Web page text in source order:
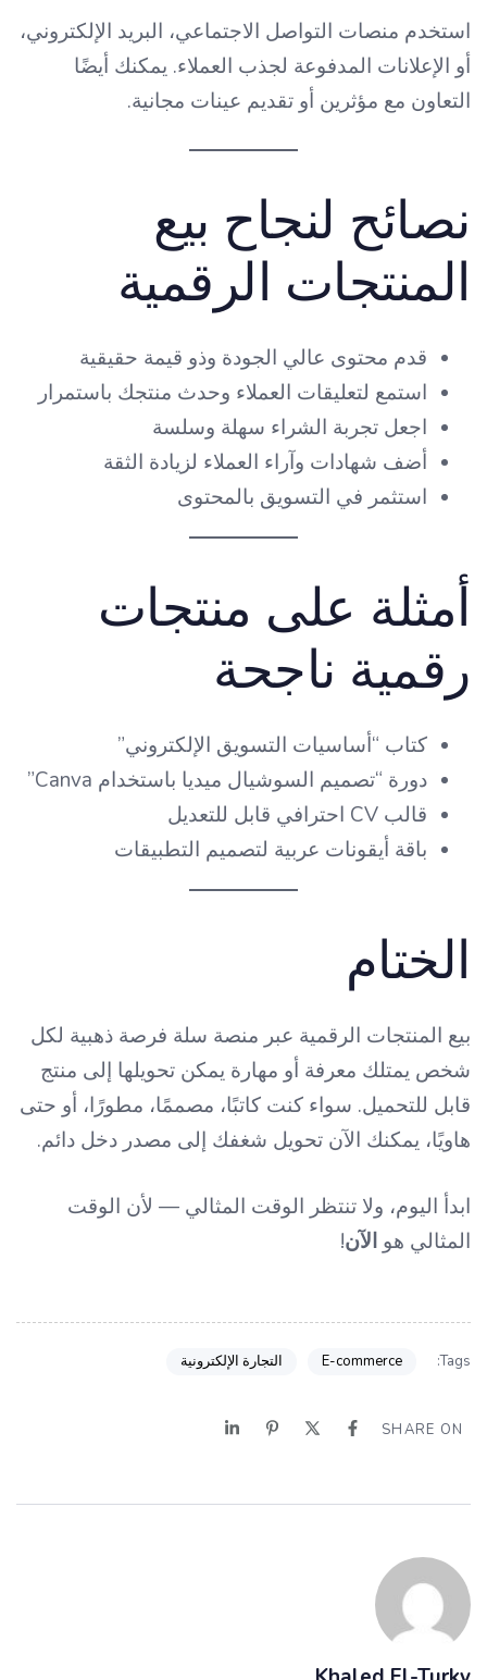
استخدم منصات التواصل الاجتماعي، البريد الإلكتروني،
أو الإعلانات المدفوعة لجذب العملاء. يمكنك أيضًا
التعاون مع مؤثرين أو تقديم عينات مجانية.
نصائح لنجاح بيع
المنتجات الرقمية
قدم محتوى عالي الجودة وذو قيمة حقيقية
استمع لتعليقات العملاء وحدث منتجك باستمرار
اجعل تجربة الشراء سهلة وسلسة
أضف شهادات وآراء العملاء لزيادة الثقة
استثمر في التسويق بالمحتوى
أمثلة على منتجات
رقمية ناجحة
كتاب “أساسيات التسويق الإلكتروني”
دورة “تصميم السوشيال ميديا باستخدام Canva”
قالب CV احترافي قابل للتعديل
باقة أيقونات عربية لتصميم التطبيقات
الختام
بيع المنتجات الرقمية عبر منصة سلة فرصة ذهبية لكل
شخص يمتلك معرفة أو مهارة يمكن تحويلها إلى منتج
قابل للتحميل. سواء كنت كاتبًا، مصممًا، مطورًا، أو حتى
هاويًا، يمكنك الآن تحويل شغفك إلى مصدر دخل دائم.
ابدأ اليوم، ولا تنتظر الوقت المثالي — لأن الوقت
المثالي هو الآن!
Tags:
E-commerce التجارة الإلكترونية
SHARE ON